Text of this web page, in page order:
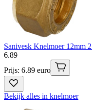
Sanivesk Knelmoer 12mm
6.89
Prijs: 6.89 euro
Bekijk alles in knelmoer